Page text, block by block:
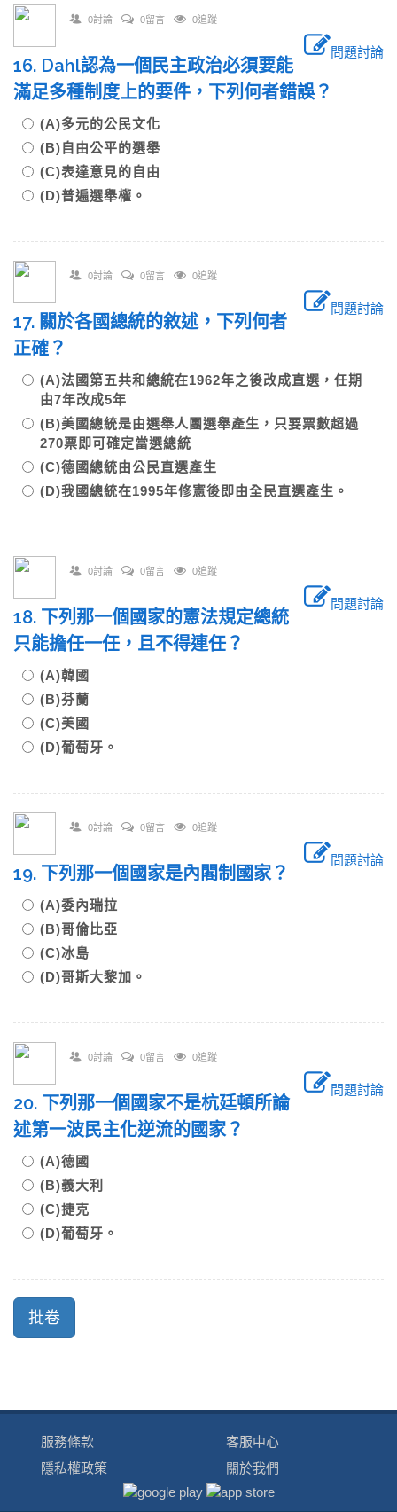
0討論 0留言 0追蹤
問題討論
16. Dahl認為一個民主政治必須要能
滿足多種制度上的要件，下列何者錯誤？
(A)多元的公民文化
(B)自由公平的選舉
(C)表達意見的自由
(D)普遍選舉權。
0討論 0留言 0追蹤
問題討論
17. 關於各國總統的敘述，下列何者
正確？
(A)法國第五共和總統在1962年之後改成直選，任期
由7年改成5年
(B)美國總統是由選舉人團選舉產生，只要票數超過
270票即可確定當選總統
(C)德國總統由公民直選產生
(D)我國總統在1995年修憲後即由全民直選產生。
0討論 0留言 0追蹤
問題討論
18. 下列那一個國家的憲法規定總統
只能擔任一任，且不得連任？
(A)韓國
(B)芬蘭
(C)美國
(D)葡萄牙。
0討論 0留言 0追蹤
問題討論
19. 下列那一個國家是內閣制國家？
(A)委內瑞拉
(B)哥倫比亞
(C)冰島
(D)哥斯大黎加。
0討論 0留言 0追蹤
問題討論
20. 下列那一個國家不是杭廷頓所論
述第一波民主化逆流的國家？
(A)德國
(B)義大利
(C)捷克
(D)葡萄牙。
服務條款
隱私權政策
客服中心
關於我們